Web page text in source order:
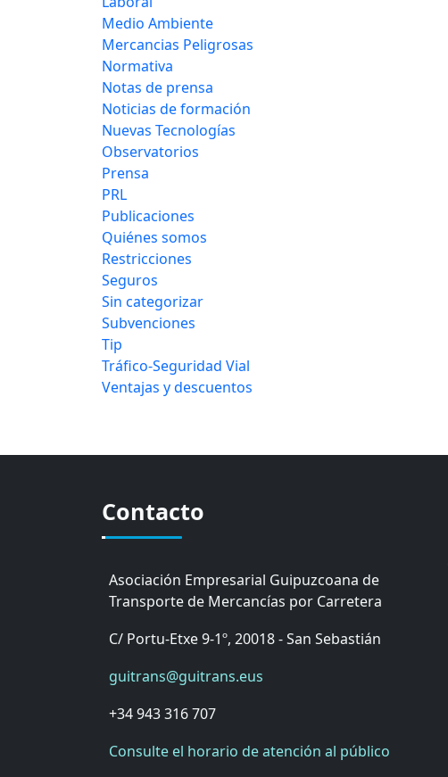
Medio Ambiente
Mercancias Peligrosas
Normativa
Notas de prensa
Noticias de formación
Nuevas Tecnologías
Observatorios
Prensa
PRL
Publicaciones
Quiénes somos
Restricciones
Seguros
Sin categorizar
Subvenciones
Tip
Tráfico-Seguridad Vial
Ventajas y descuentos
Contacto
Asociación Empresarial Guipuzcoana de
Transporte de Mercancías por Carretera
C/ Portu-Etxe 9-1º, 20018 - San Sebastián
guitrans@guitrans.eus
+34 943 316 707
Consulte el horario de atención al público